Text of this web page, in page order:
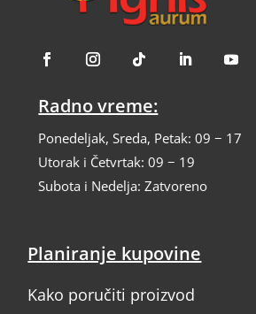
Radno vreme:
Ponedeljak, Sreda, Petak: 09 − 17
Utorak i Četvrtak: 09 − 19
Subota i Nedelja: Zatvoreno
Planiranje kupovine
Kako poručiti proizvod